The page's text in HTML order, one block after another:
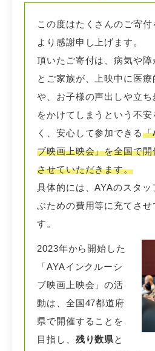
この度はたくさんのご寄
より感謝申し上げます。
頂いたご寄付は、病気や
とご家族が、上映中に医療
や、お子様の声出しや立
をかけてしまうという不
く、安心して参加できる「
ブ映画上映会」を全国で
させていただきます。
具体的には、AYAのスタッ
ぶための費用等に充てさ
す。
2023年から開始した
「AYAインクルーシ
ブ映画上映会」の活
動は、全国47都道府
県で開催することを
目指し、 残り数県と